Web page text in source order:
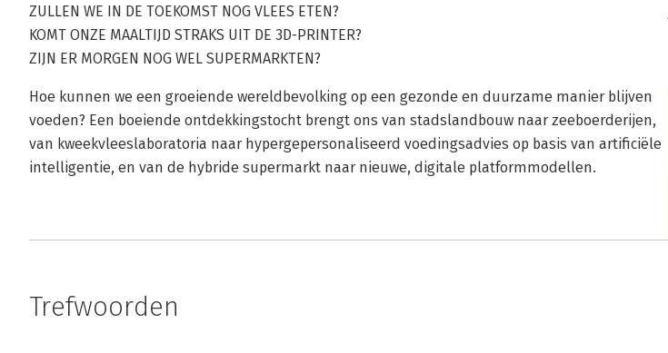
ZULLEN WE IN DE TOEKOMST NOG VLEES ETEN?
KOMT ONZE MAALTIJD STRAKS UIT DE 3D-PRINTER?
ZIJN ER MORGEN NOG WEL SUPERMARKTEN?
Hoe kunnen we een groeiende wereldbevolking op een gezonde en duurzame manier blijven
voeden? Een boeiende ontdekkingstocht brengt ons van stadslandbouw naar zeeboerderijen,
van kweekvleeslaboratoria naar hypergepersonaliseerd voedingsadvies op basis van artificiële
intelligentie, en van de hybride supermarkt naar nieuwe, digitale platformmodellen.
Trefwoorden